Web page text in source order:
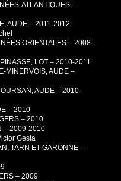
ATLANTIQUES –
AUDE – 2011-2012
ORIENTALES – 2008-
LOT – 2010-2011
MINERVOIS, AUDE –
AUDE – 2010-
– 2010
– 2010
– 2009-2010
Gesta
TARN ET GARONNE –
– 2009